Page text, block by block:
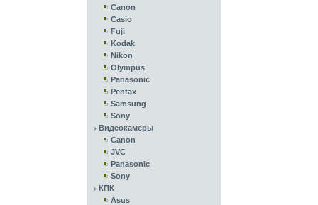
Canon
Casio
Fuji
Kodak
Nikon
Olympus
Panasonic
Pentax
Samsung
Sony
Видеокамеры
Canon
JVC
Panasonic
Sony
КПК
Asus